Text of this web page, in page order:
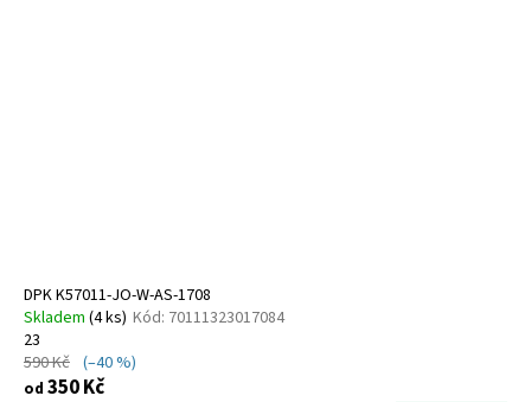
DPK K57011-JO-W-AS-1708
Skladem (4 ks) Kód: 70111323017084
23
590 Kč (–40 %)
od 350 Kč